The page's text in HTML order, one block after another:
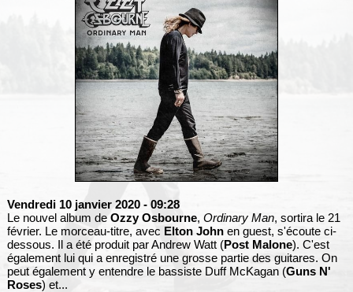
Vendredi 10 janvier 2020 - 09:28
Le nouvel album de Ozzy Osbourne, Ordinary Man, sortira le 21
février. Le morceau-titre, avec Elton Johnen guest, s'écoute ci-
dessous. Il a été produit par Andrew Watt (Post Malone). C'est
également lui qui a enregistré une grosse partie des guitares. On
peut également y entendre le bassiste Duff McKagan (Guns N'
Roses) et...